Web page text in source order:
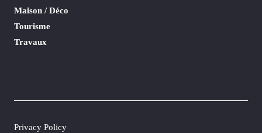
Maison / Déco
Tourisme
Travaux
Privacy Policy